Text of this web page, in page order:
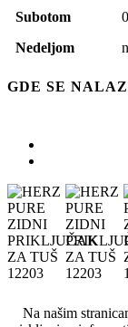
Subotom
Nedeljom
GDE SE
Na našim